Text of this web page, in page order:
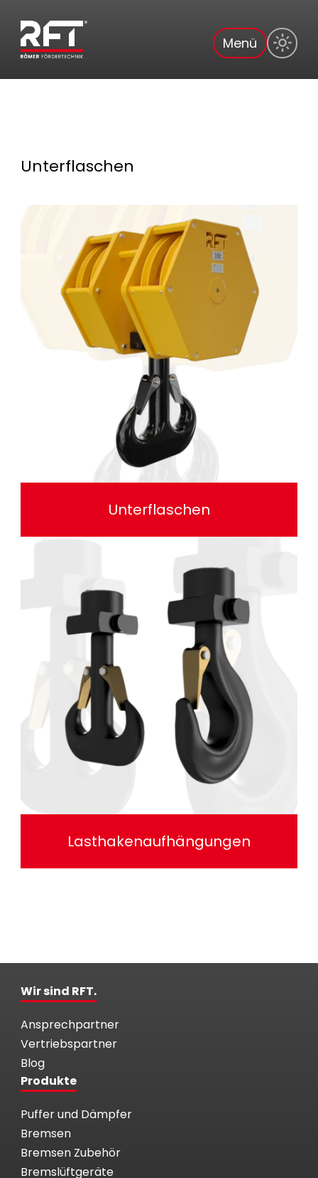
Menü
Unterflaschen
Unterflaschen
Lasthakenaufhängungen
Wir sind RFT.
Ansprechpartner
Vertriebspartner
Blog
Produkte
Puffer und Dämpfer
Bremsen
Bremsen Zubehör
Bremslüftgeräte